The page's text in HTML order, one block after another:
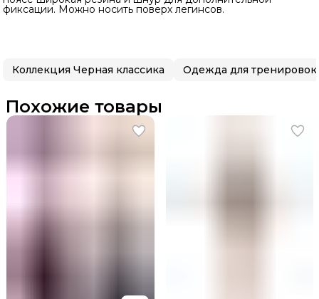
фиксации. Можно носить поверх легинсов.
Коллекция Черная классика Одежда для тренировок
Похожие товары